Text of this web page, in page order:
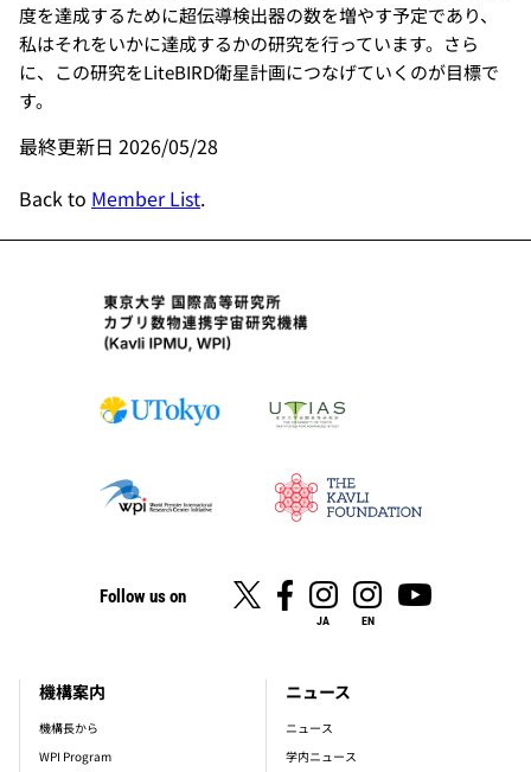
度を達成するために超伝導検出器の数を増やす予定であり、
私はそれをいかに達成するかの研究を行っています。さら
に、この研究をLiteBIRD衛星計画につなげていくのが目標で
す。
最終更新日 2026/05/28
Back to Member List.
Follow us on
JA EN
footer_main_menu
機構案内
機構長から
WPI Program
ニュース
ニュース
学内ニュース